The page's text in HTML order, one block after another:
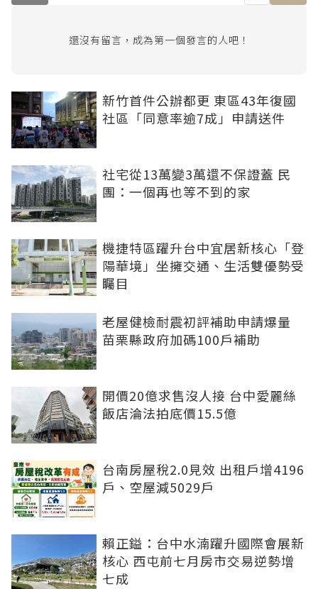
還沒有留言，成為第一個發言的人吧！
新竹首件公辦都更 東區43年復國
社區「同意率逾7成」申請送件
社宅從13萬變3萬還不保證蓋 民
團：一個再也等不到的家
機捷特區躍升台中宜居新核心「登
陽華境」坐擁交通、生活雙優勢受
矚目
老屋健檢耐震初評補助申請爆量
苗栗縣政府加碼100戶補助
開價20億求售沒人接 台中愛麗絲
飯店淪法拍底價15.5億
台南房屋稅2.0見效 出租戶增4196
戶、空屋減5029戶
賴正鎰：台中水湳躍升國際會展新
核心 西屯前七月房市交易逆勢增
七成